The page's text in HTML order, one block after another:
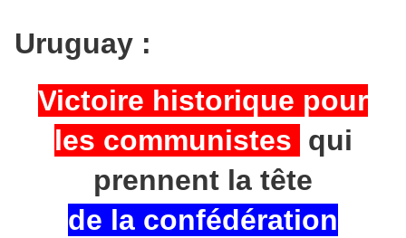
Uruguay :
Victoire historique pour
les communistes qui
prennent la tête
de la confédération